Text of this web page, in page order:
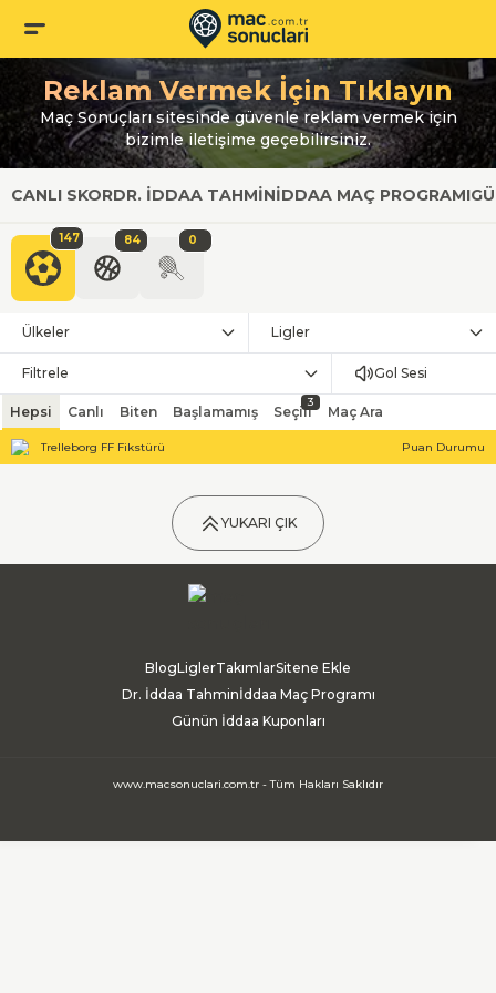
Reklam Vermek İçin Tıklayın
Maç Sonuçları sitesinde güvenle reklam vermek için
bizimle iletişime geçebilirsiniz.
CANLI SKORDR. İDDAA TAHMINİDDAA MAÇ PROGRAMI
147 84 0
Ülkeler Ligler
Filtrele Gol Sesi
Hepsi Canlı Biten Başlamamış Seçili
3
Maç Ara
Trelleborg FF Fikstürü Puan Durumu
YUKARI ÇIK
BlogLiglerTakımlarSitene Ekle
Dr. İddaa Tahminİddaa Maç Programı
Günün İddaa Kuponları
www.macsonuclari.com.tr - Tüm Hakları Saklıdır